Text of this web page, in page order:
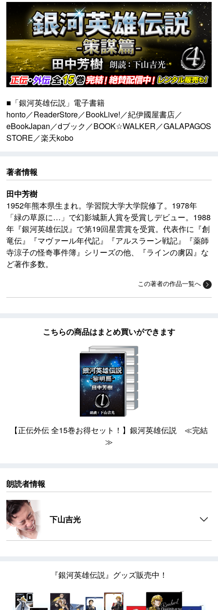
■「銀河英雄伝説」電子書籍
honto／ReaderStore／BookLive!／紀伊國屋書店／
eBookJapan／dブック ／BOOK☆WALKER／GALAPAGOS
STORE／楽天kobo
著者情報
田中芳樹
1952年熊本県生まれ。学習院大学大学院修了。1978年
「緑の草原に…」で幻影城新人賞を受賞しデビュー。1988
年『銀河英雄伝説』で第19回星雲賞を受賞。代表作に『創
竜伝』『マヴァール年代記』『アルスラーン戦記』『薬師
寺涼子の怪奇事件簿』シリーズの他、『ラインの虜囚』な
ど著作多数。
この著者の作品一覧へ
こちらの商品はまとめ買いができます
【正伝外伝 全15巻お得セット！】銀河英雄伝説 ≪完結
≫
朗読者情報
下山吉光
『銀河英雄伝説』グッズ販売中！